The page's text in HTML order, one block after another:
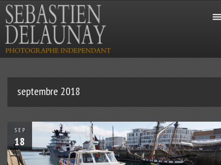
septembre 2018
SEP
18